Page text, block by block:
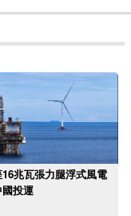
兆瓦張力腿浮式風電
投運